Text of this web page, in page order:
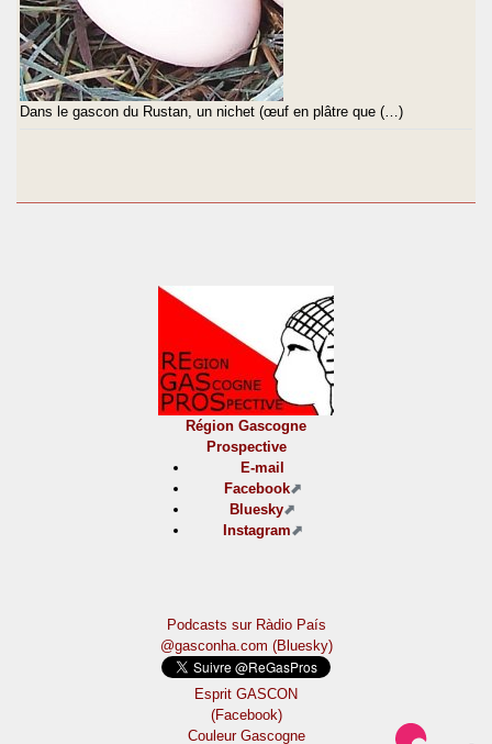
Dans le gascon du Rustan, un nichet (œuf en plâtre que (…)
Région Gascogne
Prospective
E-mail
Facebook
Bluesky
Instagram
Podcasts sur Ràdio País
@gasconha.com (Bluesky)
Esprit GASCON
(Facebook)
Couleur Gascogne